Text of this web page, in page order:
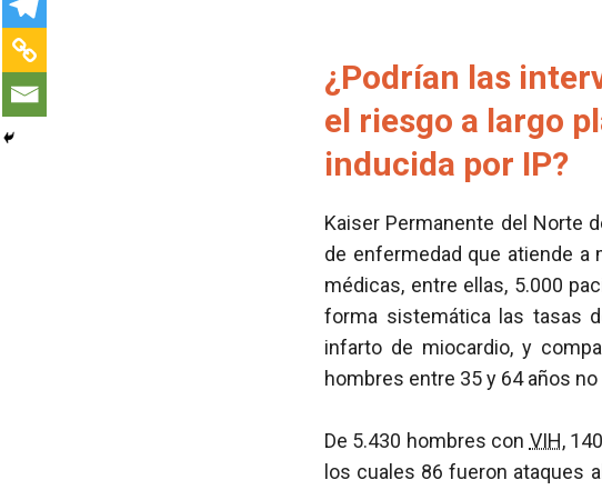
¿Podrían las
el riesgo a largo
inducida por IP?
Kaiser Permanente del Norte
de enfermedad que atiende
médicas, entre ellas, 5.000
forma sistemática las tasas
infarto de miocardio, y
hombres entre 35 y 64 años
De 5.430 hombres con VIH,
los cuales 86 fueron ataques